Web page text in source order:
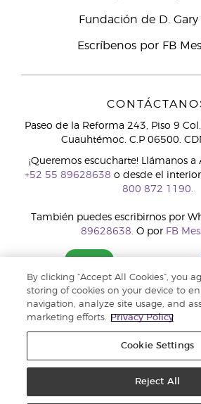
Fundación de D. Gary
Escríbenos por FB
Paseo de la Reforma 243, Piso 9
Cuauhtémoc. C.P 06500.
¡Queremos escucharte! Llámanos
+52 55 89628638 o desde el
800 872 1190.
También puedes escribirnos por
89628638. O por FB
By clicking “Accept All Cookies”, you
storing of cookies on your device to
navigation, analyze site usage, and
marketing efforts.
Privacy Policy
Cookie Settings
Reject All